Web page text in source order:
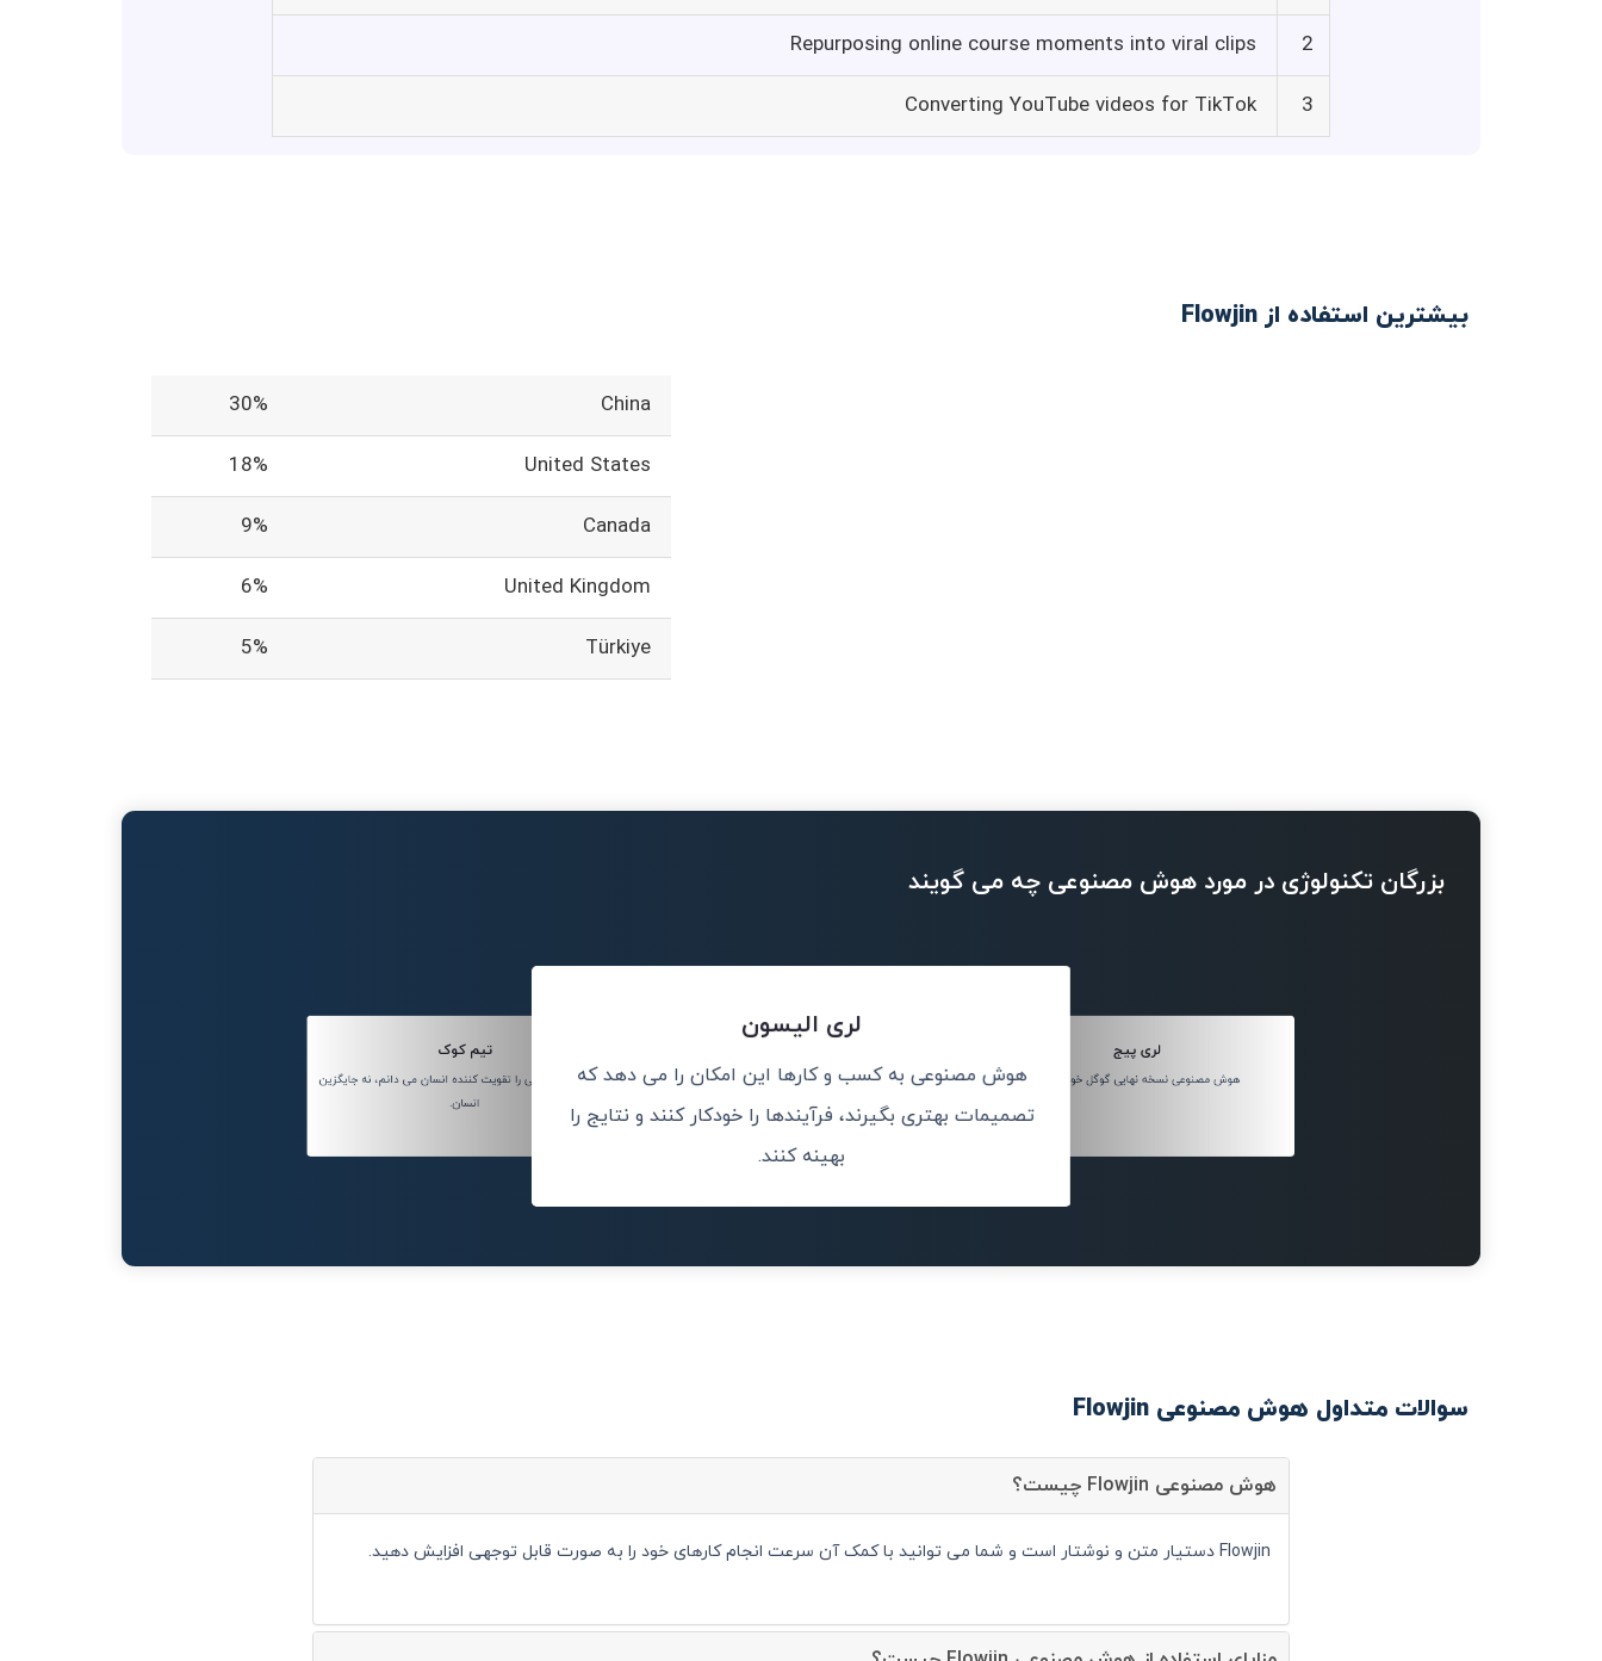
2
Repurposing online course moments into viral clips
3
Converting YouTube videos for TikTok
بیشترین استفاده از Flowjin
China
30%
United States
18%
Canada
9%
United Kingdom
6%
Türkiye
5%
بزرگان تکنولوژی در مورد هوش مصنوعی چه می گویند
لری پیج
هوش مصنوعی نسخه نهایی گوگل خواهد بود.
لری الیسون
هوش مصنوعی به کسب و کارها این امکان را می دهد که
تصمیمات بهتری بگیرند، فرآیندها را خودکار کنند و نتایج را
بهینه کنند.
تیم کوک
من هوش مصنوعی را تقویت کننده انسان می دانم، نه جایگزین
انسان.
سوالات متداول هوش مصنوعی Flowjin
هوش مصنوعی Flowjin چیست؟
Flowjin دستیار متن و نوشتار است و شما می توانید با کمک آن سرعت انجام کارهای خود را به صورت قابل توجهی افزایش دهید.